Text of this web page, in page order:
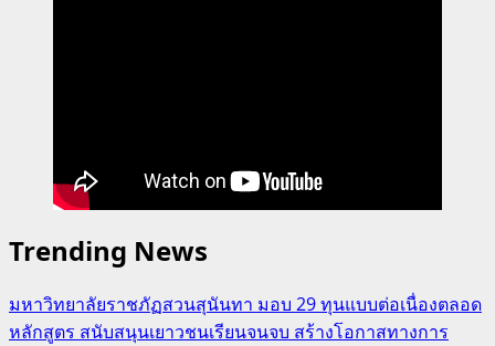
Trending News
มหาวิทยาลัยราชภัฏสวนสุนันทา มอบ 29 ทุนแบบต่อเนื่องตลอด
หลักสูตร สนับสนุนเยาวชนเรียนจนจบ สร้างโอกาสทางการ